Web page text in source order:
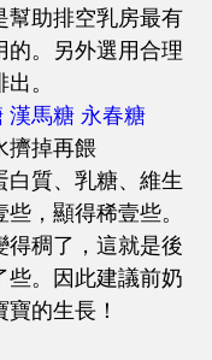
幫助排空乳房最有
的。另外選用合理
。
漢馬糖 永春糖
擠掉再餵
白質、乳糖、維生
，顯得稀壹些。
得稠了，這就是後
些。因此建議前奶
的生長！